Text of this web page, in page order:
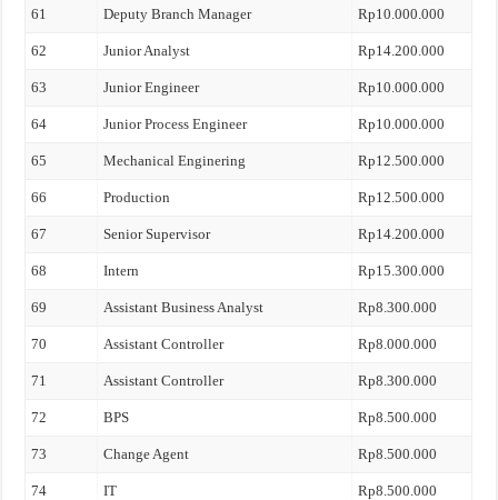
61 Deputy Branch Manager Rp10.000.000
62 Junior Analyst Rp14.200.000
63 Junior Engineer Rp10.000.000
64 Junior Process Engineer Rp10.000.000
65 Mechanical Enginering Rp12.500.000
66 Production Rp12.500.000
67 Senior Supervisor Rp14.200.000
68 Intern Rp15.300.000
69 Assistant Business Analyst Rp8.300.000
70 Assistant Controller Rp8.000.000
71 Assistant Controller Rp8.300.000
72 BPS Rp8.500.000
73 Change Agent Rp8.500.000
74 IT Rp8.500.000